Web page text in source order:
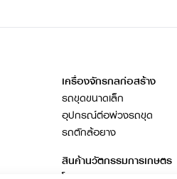
เครื่องจักรกลก่อสร้าง
รถขุดขนาดเล็ก
อุปกรณ์ต่อพ่วงรถขุด
รถตักล้อยาง
สินค้านวัตกรรมการเกษตร